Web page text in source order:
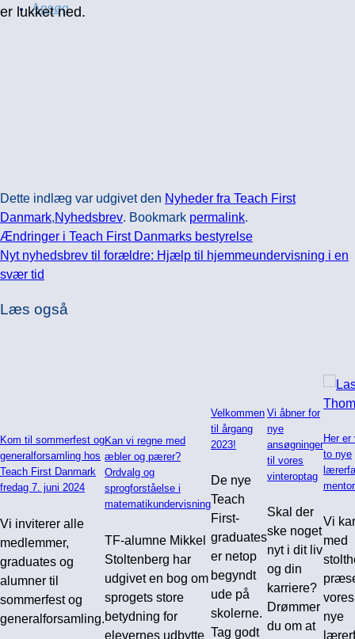
Ansøg
er lukket ned.
Dette indlæg var udgivet den Nyheder fra Teach First
Danmark,Nyhedsbrev. Bookmark permalink.
Ændringer i Teach First Danmarks bestyrelse
Nyt nyhedsbrev til forældre: Hjælp til hjemmeundervisning i en
svær tid
Læs også
Kom til sommerfest og
generalforsamling hos
Teach First Danmark
fredag 7. juni 2024
Vi inviterer alle
medlemmer,
graduates og
alumner til
sommerfest og
generalforsamling.
Kan vi regne med
æbler og pærer?
Ordvalg og
sprogforståelse i
matematikundervisning
TF-alumne Mikkel
Stoltenberg har
udgivet en bog om
sprogets store
betydning for
elevernes udbytte
Velkommen
til årgang
2023!
De nye
Teach
First-
graduates
er netop
begyndt
ude på
skolerne.
Tag godt
Vi åbner for
nye
ansøgninger
til vores
vinteroptag
Skal der
ske noget
nyt i dit liv
og din
karriere?
Drømmer
du om at
Her er
to nye
Vi
med
nye